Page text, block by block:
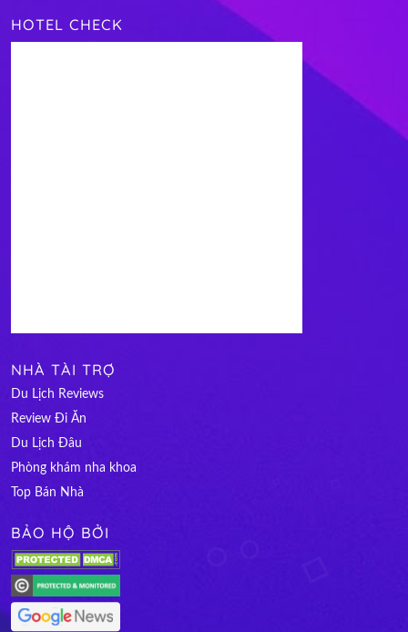
HOTEL CHECK
NHÀ TÀI TRỢ
Du Lịch Reviews
Review Đi Ăn
Du Lịch Đâu
Phòng khám nha khoa
Top Bán Nhà
BẢO HỘ BỞI